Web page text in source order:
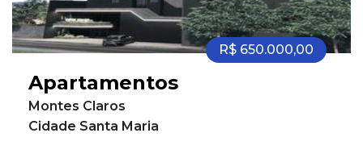
Apartamentos
Montes Claros
Cidade Santa Maria
R$ 650.000,00